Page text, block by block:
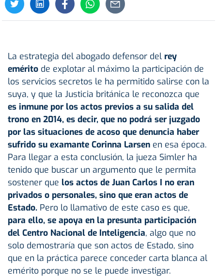
La estrategia del abogado defensor del rey
emérito de explotar al máximo la participación de
los servicios secretos le ha permitido salirse con la
suya, y que la Justicia británica le reconozca que
es inmune por los actos previos a su salida del
trono en 2014, es decir, que no podrá ser juzgado
por las situaciones de acoso que denuncia haber
sufrido su examante Corinna Larsen en esa época.
Para llegar a esta conclusión, la jueza Simler ha
tenido que buscar un argumento que le permita
sostener que los actos de Juan Carlos I no eran
privados o personales, sino que eran actos de
Estado. Pero lo llamativo de este caso es que,
para ello, se apoya en la presunta participación
del Centro Nacional de Inteligencia, algo que no
solo demostraría que son actos de Estado, sino
que en la práctica parece conceder carta blanca al
emérito porque no se le puede investigar.